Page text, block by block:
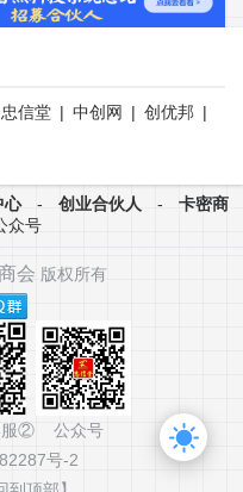
忠信堂 | 中创网 | 创优邦 |
心 - 创业合伙人 -
卡密商
众号
会 版权所有
服② 公众号
号-2